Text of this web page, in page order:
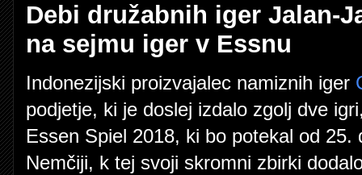
Debi družabnih iger Jalan-
na sejmu iger v Essnu
Indonezijski proizvajalec namiznih iger
podjetje, ki je doslej izdalo zgolj dve
Essen Spiel 2018, ki bo potekal od
Nemčiji, k tej svoji skromni zbirki